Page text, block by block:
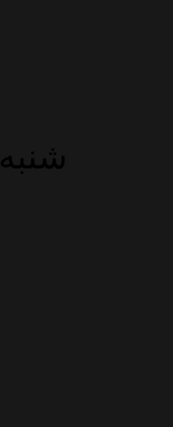
شنبه ۱۷ مرداد ۱۴۰۵